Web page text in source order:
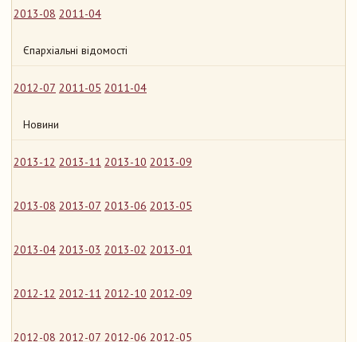
2013-08 2011-04
Єпархіальні відомості
2012-07 2011-05 2011-04
Новини
2013-12 2013-11 2013-10 2013-09
2013-08 2013-07 2013-06 2013-05
2013-04 2013-03 2013-02 2013-01
2012-12 2012-11 2012-10 2012-09
2012-08 2012-07 2012-06 2012-05